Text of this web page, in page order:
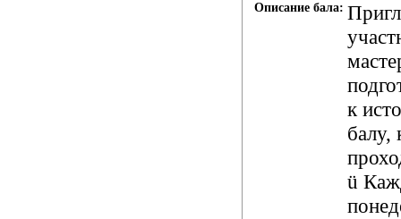
Описание бала:
к
балу,
ü К